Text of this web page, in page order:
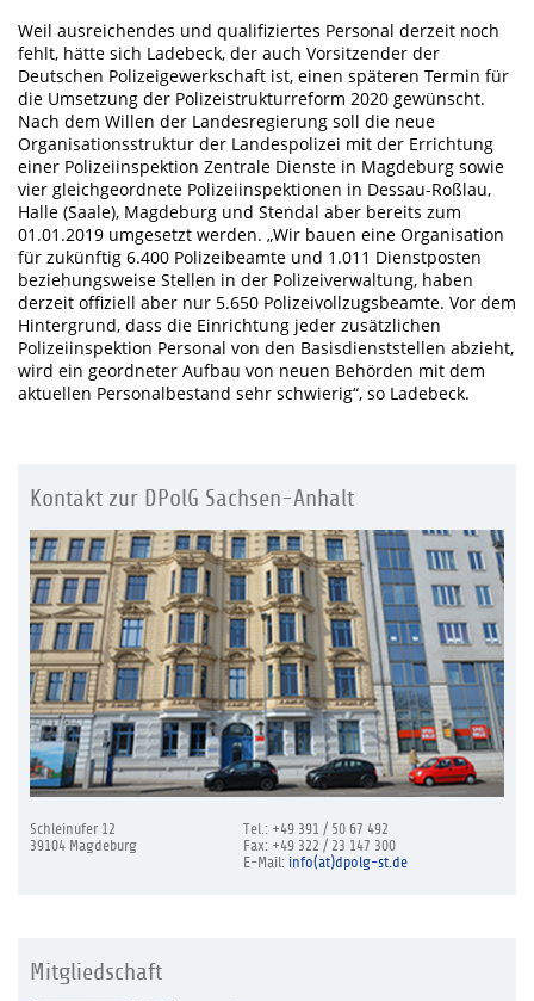
Weil ausreichendes und qualifiziertes Personal derzeit noch
fehlt, hätte sich Ladebeck, der auch Vorsitzender der
Deutschen Polizeigewerkschaft ist, einen späteren Termin für
die Umsetzung der Polizeistrukturreform 2020 gewünscht.
Nach dem Willen der Landesregierung soll die neue
Organisationsstruktur der Landespolizei mit der Errichtung
einer Polizeiinspektion Zentrale Dienste in Magdeburg sowie
vier gleichgeordnete Polizeiinspektionen in Dessau-Roßlau,
Halle (Saale), Magdeburg und Stendal aber bereits zum
01.01.2019 umgesetzt werden. „Wir bauen eine Organisation
für zukünftig 6.400 Polizeibeamte und 1.011 Dienstposten
beziehungsweise Stellen in der Polizeiverwaltung, haben
derzeit offiziell aber nur 5.650 Polizeivollzugsbeamte. Vor dem
Hintergrund, dass die Einrichtung jeder zusätzlichen
Polizeiinspektion Personal von den Basisdienststellen abzieht,
wird ein geordneter Aufbau von neuen Behörden mit dem
aktuellen Personalbestand sehr schwierig“, so Ladebeck.
Kontakt zur DPolG Sachsen-Anhalt
Schleinufer 12
39104 Magdeburg
Tel.: +49 391 / 50 67 492
Fax: +49 322 / 23 147 300
E-Mail: info(at)dpolg-st.de
Mitgliedschaft